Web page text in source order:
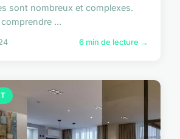
sont nombreux et complexes.
...
6 min de lecture →